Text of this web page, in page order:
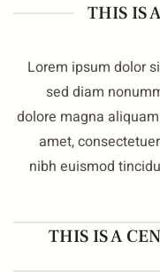
THIS
Lorem ipsum
sed diam
dolore magna
amet,
nibh euismod
THIS IS A